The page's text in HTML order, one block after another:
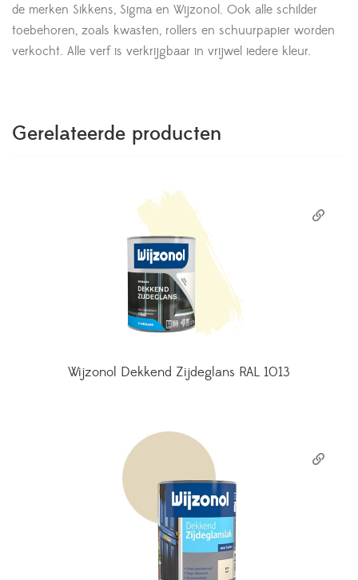
de merken Sikkens, Sigma en Wijzonol. Ook alle schilder
toebehoren, zoals kwasten, rollers en schuurpapier worden
verkocht. Alle verf is verkrijgbaar in vrijwel iedere kleur.
Gerelateerde producten
Wijzonol Dekkend Zijdeglans RAL 1013